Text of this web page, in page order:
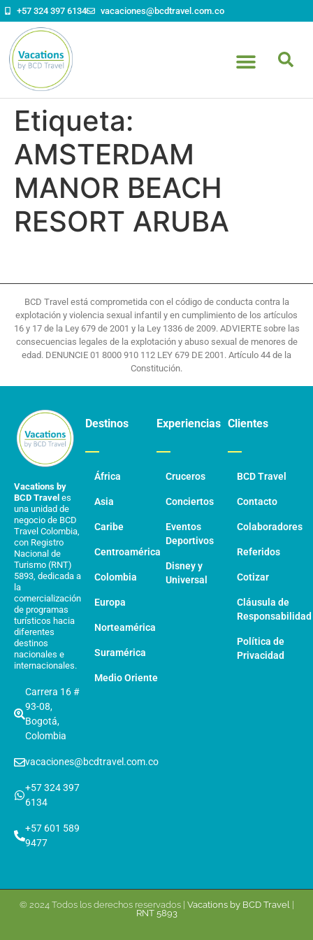
contenido
+57 324 397 6134 vacaciones@bcdtravel.com.co
Etiqueta:
AMSTERDAM
MANOR BEACH
RESORT ARUBA
BCD Travel está comprometida con el código de conducta contra la
explotación y violencia sexual infantil y en cumplimiento de los artículos
16 y 17 de la Ley 679 de 2001 y la Ley 1336 de 2009. ADVIERTE sobre las
consecuencias legales de la explotación y abuso sexual de menores de
edad. DENUNCIE 01 8000 910 112 LEY 679 DE 2001. Artículo 44 de la
Constitución.
Vacations by
BCD Travel es
una unidad de
negocio de BCD
Travel Colombia,
con Registro
Nacional de
Turismo (RNT)
5893, dedicada a
la
comercialización
de programas
turísticos hacia
diferentes
destinos
nacionales e
internacionales.
Carrera 16 #
93-08,
Bogotá,
Colombia
vacaciones@bcdtravel.com.co
+57 324 397
6134
+57 601 589
9477
Destinos
África
Asia
Caribe
Centroamérica
Colombia
Europa
Norteamérica
Suramérica
Medio Oriente
Experiencias
Cruceros
Conciertos
Eventos
Deportivos
Disney y
Universal
Clientes
BCD Travel
Contacto
Colaboradores
Referidos
Cotizar
Cláusula de
Responsabilidad
Política de
Privacidad
© 2024 Todos los derechos reservados | Vacations by BCD Travel |
RNT 5893